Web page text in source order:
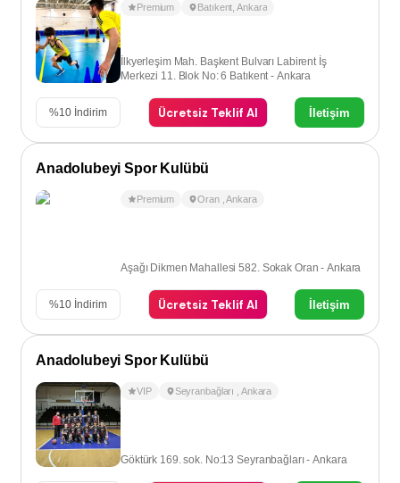
Premium Batıkent ,Ankara
İlkyerleşim Mah. Başkent Bulvarı Labirent İş
Merkezi 11. Blok No: 6 Batıkent - Ankara
%10 İndirim Ücretsiz Teklif Al İletişim
Anadolubeyi Spor Kulübü
Premium Oran ,Ankara
Aşağı Dikmen Mahallesi 582. Sokak Oran - Ankara
%10 İndirim Ücretsiz Teklif Al İletişim
Anadolubeyi Spor Kulübü
VIP Seyranbağları Ankara
Göktürk 169. sok. No:13 Seyranbağları - Ankara